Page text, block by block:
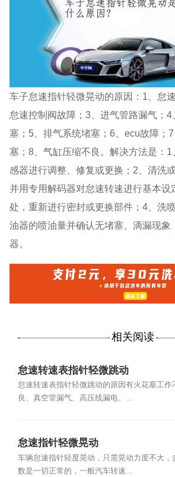
车子怠速指针轻微晃动的原因：1、怠
怠速控制阀故障；3、进气管路漏气；
塞；5、排气系统堵塞；6、ecu故障；
塞；8、气缸压缩不良。解决方法是：
感器进行调整、修复或更换；2、清洗
并用专用解码器对怠速转速进行基本设
处，重新进行密封或更换部件；4、洗
油器的喷油量并确认无堵塞、滴漏现象
器。
相关阅读
怠速转速表指针轻微跳动
怠速转速表指针轻微跳动的原因有火花塞工作
良、真空管漏气、高压线漏电、...
怠速指针轻微晃动
车辆怠速指针轻度晃动，只需晃动力度不大，
数是一切正常的，一般汽车转速...